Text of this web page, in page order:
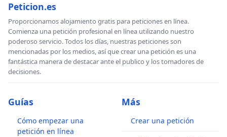
Peticion.es
Proporcionamos alojamiento gratis para peticiones en línea.
Comienza una petición profesional en línea utilizando nuestro
poderoso servicio. Todos los días, nuestras peticiones son
mencionadas por los medios, así que crear una petición es una
fantástica manera de destacar ante el publico y los tomadores de
decisiones.
Guías
Cómo empezar una
petición en línea
Más
Crear una petición